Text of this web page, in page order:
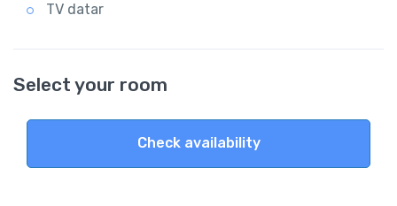
TV datar
Select your room
Check availability